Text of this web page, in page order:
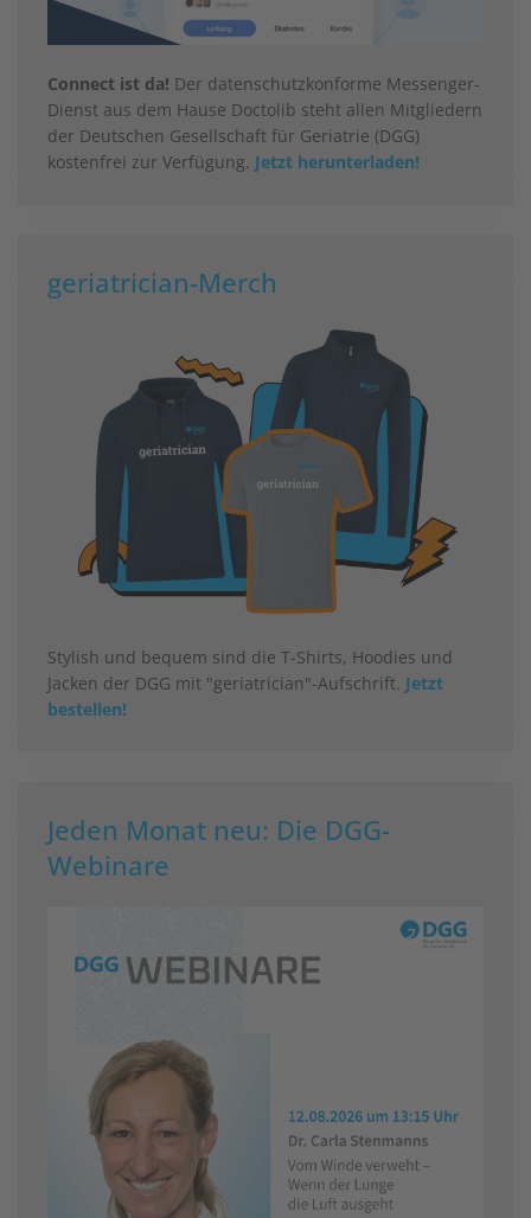
Connect ist da! Der datenschutzkonforme Messenger-
Dienst aus dem Hause Doctolib steht allen Mitgliedern
der Deutschen Gesellschaft für Geriatrie (DGG)
kostenfrei zur Verfügung. Jetzt herunterladen!
geriatrician-Merch
Stylish und bequem sind die T-Shirts, Hoodies und
Jacken der DGG mit "geriatrician"-Aufschrift. Jetzt
bestellen!
Jeden Monat neu: Die DGG-
Webinare